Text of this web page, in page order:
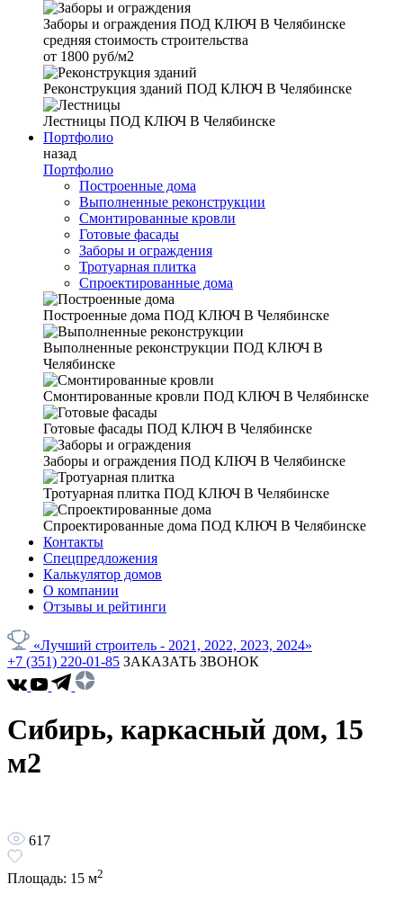
Заборы и ограждения ПОД КЛЮЧ В Челябинске
средняя стоимость строительства
от 1800 руб/м2
Реконструкция зданий ПОД КЛЮЧ В Челябинске
Лестницы ПОД КЛЮЧ В Челябинске
Портфолио
назад
Портфолио
Построенные дома
Выполненные реконструкции
Смонтированные кровли
Готовые фасады
Заборы и ограждения
Тротуарная плитка
Спроектированные дома
Построенные дома ПОД КЛЮЧ В Челябинске
Выполненные реконструкции ПОД КЛЮЧ В
Челябинске
Смонтированные кровли ПОД КЛЮЧ В Челябинске
Готовые фасады ПОД КЛЮЧ В Челябинске
Заборы и ограждения ПОД КЛЮЧ В Челябинске
Тротуарная плитка ПОД КЛЮЧ В Челябинске
Спроектированные дома ПОД КЛЮЧ В Челябинске
Контакты
Спецпредложения
Калькулятор домов
О компании
Отзывы и рейтинги
«Лучший строитель - 2021, 2022, 2023, 2024»
+7 (351) 220-01-85 ЗАКАЗАТЬ ЗВОНОК
Сибирь, каркасный дом, 15
м2
617
Площадь: 15 м2